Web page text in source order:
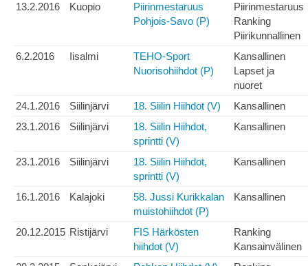
13.2.2016
Kuopio
Piirinmestaruus
Pohjois-Savo (P)
Piirinmestaruus
Ranking
Piirikunnallinen
6.2.2016
Iisalmi
TEHO-Sport
Nuorisohiihdot (P)
Kansallinen
Lapset ja
nuoret
24.1.2016
Siilinjärvi 18. Siilin Hiihdot (V)
Kansallinen
23.1.2016
Siilinjärvi
18. Siilin Hiihdot,
sprintti (V)
Kansallinen
23.1.2016 Siilinjärvi
18. Siilin Hiihdot,
sprintti (V)
Kansallinen
16.1.2016 Kalajoki
58. Jussi Kurikkalan
muistohiihdot (P)
Kansallinen
20.12.2015 Ristijärvi
FIS Härkösten
hiihdot (V)
Ranking
Kansainvälinen